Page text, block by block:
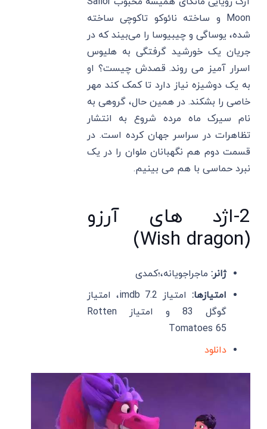
Moon و ساخته نائوکو تاکوچی ساخته
شده، یوساگی و چیبیوسا را ​​می‌بیند که در
جریان یک خورشید گرفتگی به هلیوس
اسرار آمیز می ‌روند. قصدش چیست؟ او
به یک دوشیزه نیاز دارد تا کمک کند مهر
خاصی را بشکند. در همین حال، گروهی به
نام سیرک ماه مرده شروع به انتشار
تظاهرات در سراسر جهان کرده است. در
قسمت دوم هم نگهبانان ملوان را در یک
نبرد حماسی با هم می بینیم.
2-اژد های آرزو
(Wish dragon)
ژانر: ماجراجویانه،؛کمدی
امتیازها:
امتیاز imdb 7.2، امتیاز
گوگل 83 و امتیاز Rotten
Tomatoes 65
دانلود